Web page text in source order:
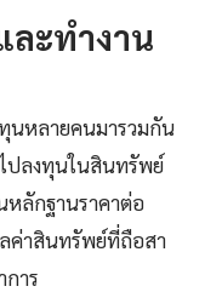
ละทำงาน
นหลายคนมารวมกัน
ปลงทุนในสินทรัพย์
ลักฐานราคาต่อ
ค่าสินทรัพย์ที่ถือสา
าร